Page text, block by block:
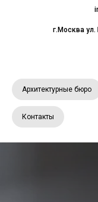
г.Москва
Архитектурные бюро
Контакты